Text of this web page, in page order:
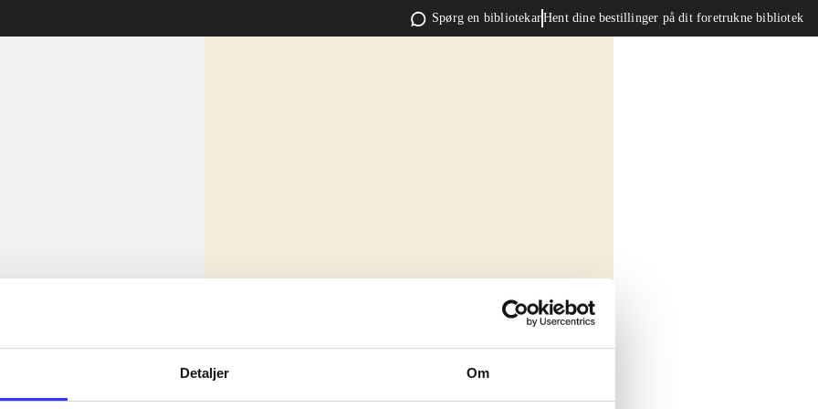
Detaljer Om
Spørg en bibliotekarHent dine bestillinger på dit foretrukne bibliotek
sit amet ...
sit amet ...